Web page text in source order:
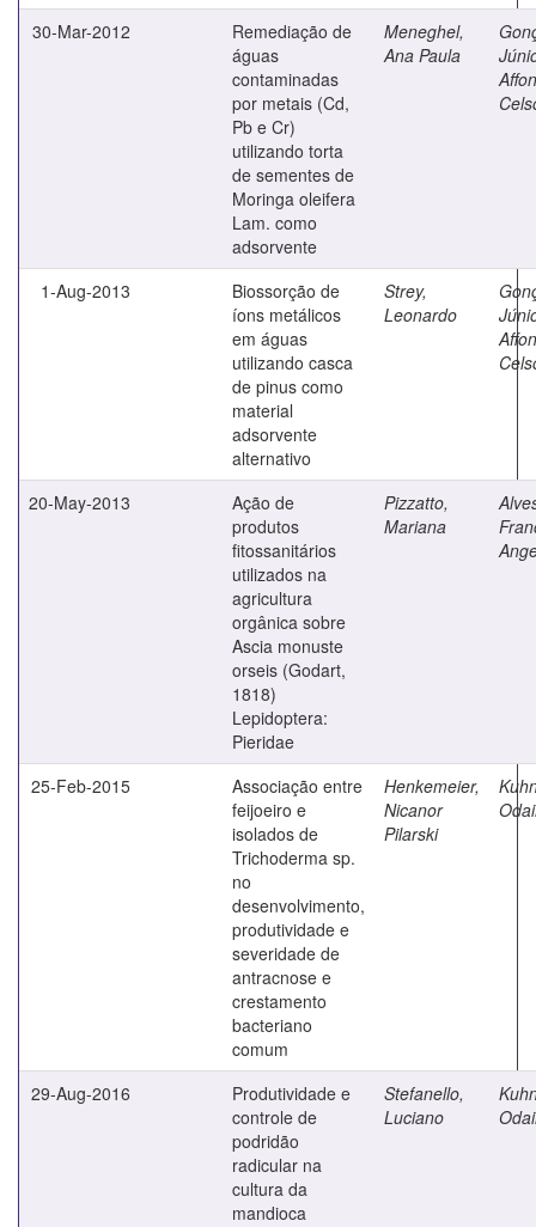
30-Mar-2012
Remediação de
águas
contaminadas
por metais (Cd,
Pb e Cr)
utilizando torta
de sementes de
Moringa oleifera
Lam. como
adsorvente
Meneghel,
Ana Paula
1-Aug-2013
Biossorção de
íons metálicos
em águas
utilizando casca
de pinus como
material
adsorvente
alternativo
Strey,
Leonardo
20-May-2013
Ação de
produtos
fitossanitários
utilizados na
agricultura
orgânica sobre
Ascia monuste
orseis (Godart,
1818)
Lepidoptera:
Pieridae
Pizzatto,
Mariana
25-Feb-2015
Associação entre
feijoeiro e
isolados de
Trichoderma sp.
no
desenvolvimento,
produtividade e
severidade de
antracnose e
crestamento
bacteriano
comum
Henkemeier,
Nicanor
Pilarski
29-Aug-2016
Produtividade e
controle de
podridão
radicular na
cultura da
mandioca
Stefanello,
Luciano